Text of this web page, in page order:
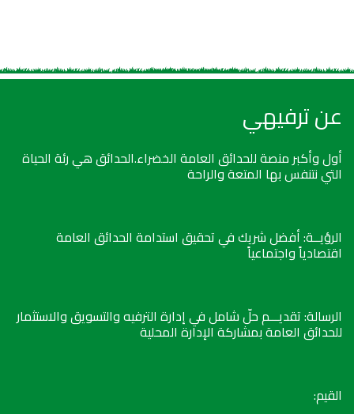
عن ترفيهي
أول وأكبر منصة للحدائق العامة الخضراء.الحدائق هي رئة الحياة
التي نتنفس بها المتعة والراحة
الرؤيــة: أفضل شريك في تحقيق استدامة الحدائق العامة
اقتصادياً واجتماعياً
الرسالة: تقديـــم حلّ شامل في إدارة الترفيه والتسويق والاستثمار
للحدائق العامة بمشاركة الإدارة المحلية
القيم: